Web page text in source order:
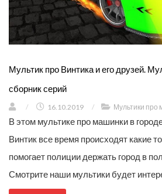
Мультик про Винтика и его друзей.
сборник серий
/ 16.10.2019 / Мультики про
В этом мультике про машинки в
Винтик все время происходят какие
помогает полиции держать город в
Смотрите наши мультики будет